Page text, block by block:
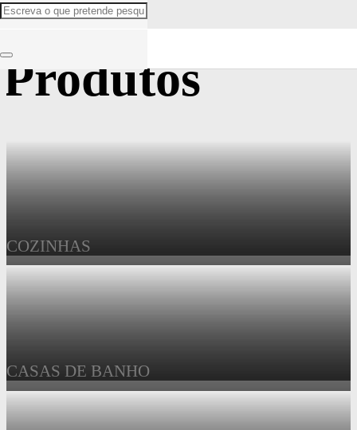
Produtos
COZINHAS
CASAS DE BANHO